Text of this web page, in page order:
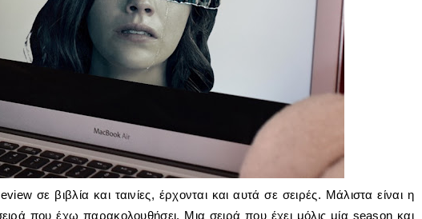
σε βιβλία και ταινίες, έρχονται και αυτά σε σειρές. Μάλιστα είναι η
που έχω παρακολουθήσει. Μια σειρά που έχει μόλις μία season και